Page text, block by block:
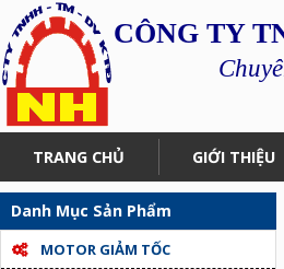
CÔNG TY
TRANG CHỦ GIỚI THIỆU
Danh Mục Sản Phẩm
MOTOR GIẢM TỐC